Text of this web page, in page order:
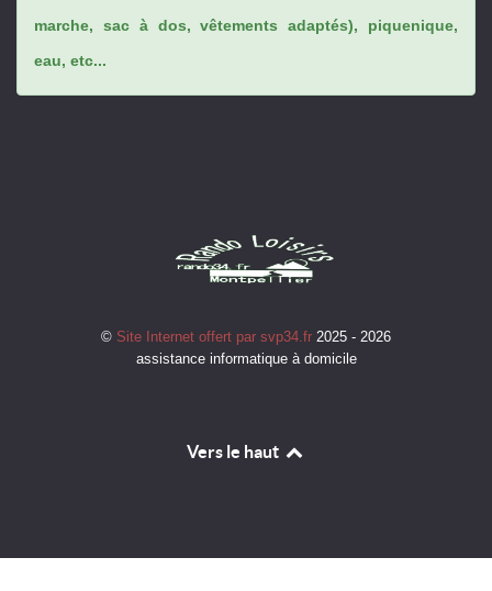
marche, sac à dos, vêtements adaptés), piquenique,
eau, etc...
© Site Internet offert par svp34.fr 2025 - 2026
assistance informatique à domicile
Vers le haut